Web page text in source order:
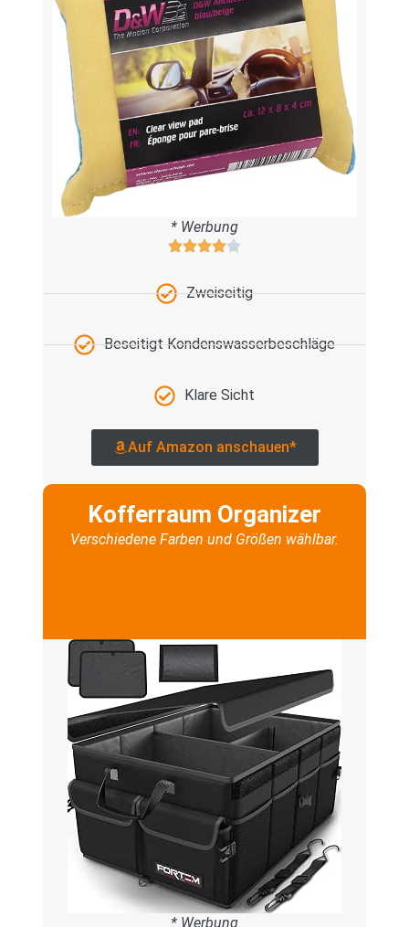
* Werbung
Zweiseitig
Beseitigt Kondenswasserbeschläge
Klare Sicht
Auf Amazon anschauen*
Kofferraum Organizer
Verschiedene Farben und Größen wählbar.
* Werbung